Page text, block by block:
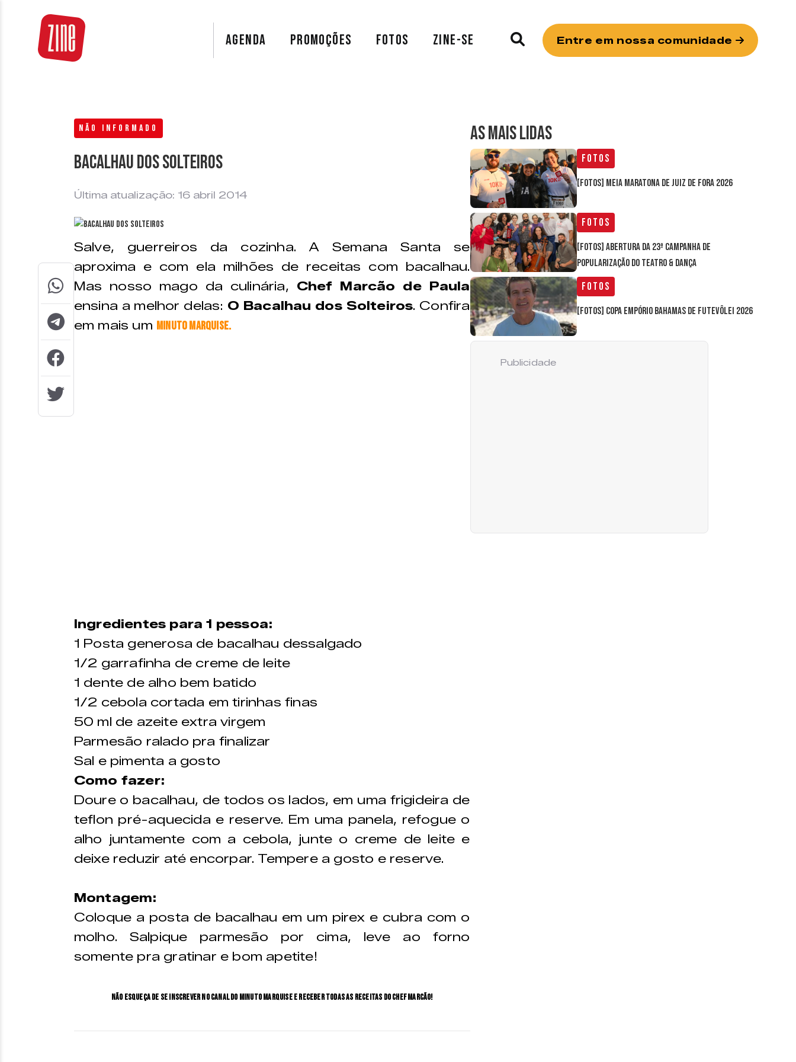
AGENDA PROMOÇÕES FOTOS ZINE-SE Entre em nossa comunidade
NÃO INFORMADO
Bacalhau dos Solteiros
Última atualização: 16 abril 2014
Salve, guerreiros da cozinha. A Semana Santa se
aproxima e com ela milhões de receitas com bacalhau.
Mas nosso mago da culinária, Chef Marcão de Paula
ensina a melhor delas: O Bacalhau dos Solteiros. Confira
em mais um Minuto Marquise.
Ingredientes para 1 pessoa:
1 Posta generosa de bacalhau dessalgado
1/2 garrafinha de creme de leite
1 dente de alho bem batido
1/2 cebola cortada em tirinhas finas
50 ml de azeite extra virgem
Parmesão ralado pra finalizar
Sal e pimenta a gosto
Como fazer:
Doure o bacalhau, de todos os lados, em uma frigideira de
teflon pré-aquecida e reserve. Em uma panela, refogue o
alho juntamente com a cebola, junte o creme de leite e
deixe reduzir até encorpar. Tempere a gosto e reserve.
Montagem:
Coloque a posta de bacalhau em um pirex e cubra com o
molho. Salpique parmesão por cima, leve ao forno
somente pra gratinar e bom apetite!
Não esqueça de se inscrever no Canal do Minuto Marquise e receber todas as receitas do Chef Marcão!
AS MAIS LIDAS
Fotos
[FOTOS] Meia Maratona de Juiz de Fora 2026
Fotos
[FOTOS] Abertura da 23ª Campanha de
Popularização do Teatro & Dança
Fotos
[FOTOS] Copa Empório Bahamas de Futevôlei 2026
Publicidade